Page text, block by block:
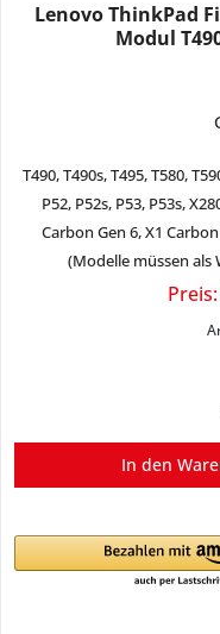
Lenovo ThinkPad
Modul
T490, T490s, T495, T580,
P52, P52s, P53, P53s,
Carbon Gen 6, X1
(Modelle müssen als
In den